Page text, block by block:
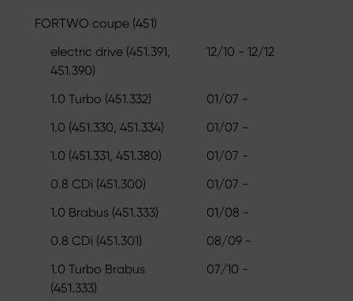
FORTWO coupe (451)
electric drive (451.391,
451.390)
12/10 - 12/12
1.0 Turbo (451.332)
01/07 -
1.0 (451.330, 451.334)
01/07 -
1.0 (451.331, 451.380)
01/07 -
0.8 CDi (451.300)
01/07 -
1.0 Brabus (451.333)
01/08 -
0.8 CDi (451.301)
08/09 -
1.0 Turbo Brabus
(451.333)
07/10 -